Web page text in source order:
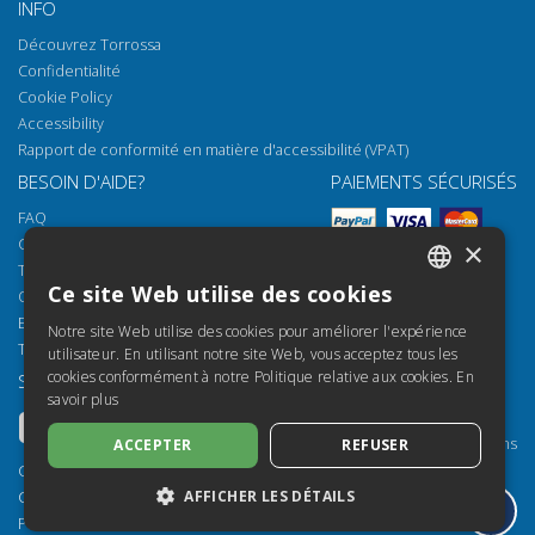
INFO
Découvrez Torrossa
Confidentialité
Cookie Policy
Accessibility
Rapport de conformité en matière d'accessibilité (VPAT)
BESOIN D'AIDE?
FAQ
Comment ouvrir nos documents
Torrossa Reader
Options d'accès
Email: helpdesk@torrossa.com
Tel:
+39 055 5018800
PAIEMENTS SÉCURISÉS
SUIVEZ-NOUS
Copyright 2000-2026
Casalini Libri
P.IVA IT03106600483
NOS RESSOURCES
Torrossa pour Institutions
Torrossa Open
Library Services
SPANISH
FRENCH
ENGLISH
GERMAN
×
Ce site Web utilise des cookies
Notre site Web utilise des cookies pour améliorer l'expérience
utilisateur. En utilisant notre site Web, vous acceptez tous les
cookies conformément à notre Politique relative aux cookies. En
savoir plus
ACCEPTER REFUSER
AFFICHER LES DÉTAILS